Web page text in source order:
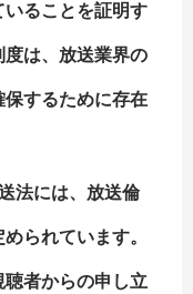
ることを証明す
は、放送業界の
するために存在
法には、放送倫
られています。
者からの申し立